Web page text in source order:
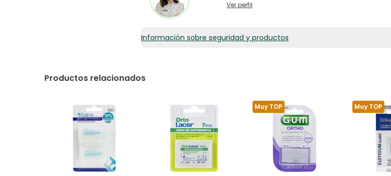
Ver perfil
Información sobre seguridad y productos
Productos relacionados
Muy TOP Muy TOP